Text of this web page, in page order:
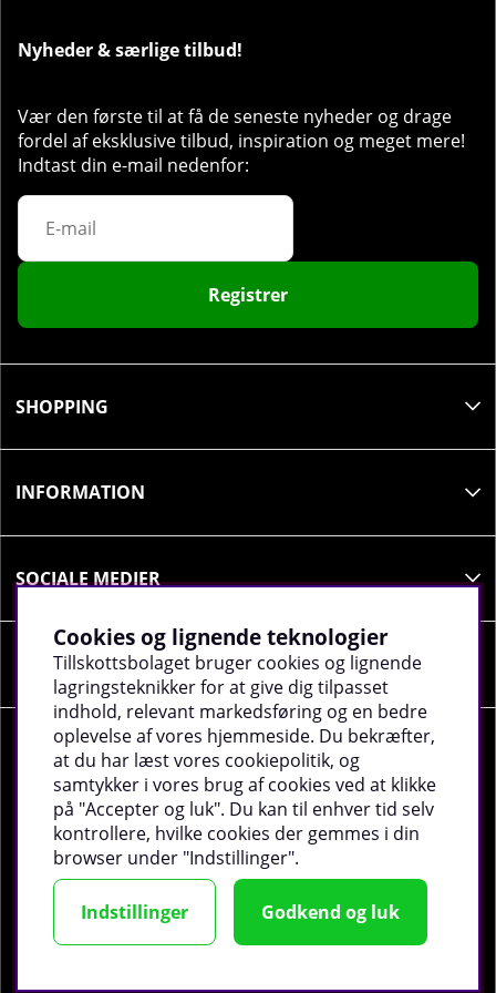
Nyheder & særlige tilbud!
Vær den første til at få de seneste nyheder og drage
fordel af eksklusive tilbud, inspiration og meget mere!
Indtast din e-mail nedenfor:
Registrer
SHOPPING
INFORMATION
SOCIALE MEDIER
VIRKSOMHEDSOPLYSNINGER
©2026 tillskottsbolaget.dk. Vi bruger cookies -Læs
mere.
Cookies og lignende teknologier
Tillskottsbolaget bruger cookies og lignende
lagringsteknikker for at give dig tilpasset
indhold, relevant markedsføring og en bedre
oplevelse af vores hjemmeside. Du bekræfter,
at du har læst vores cookiepolitik, og
samtykker i vores brug af cookies ved at klikke
på "Accepter og luk". Du kan til enhver tid selv
kontrollere, hvilke cookies der gemmes i din
browser under "Indstillinger".
Indstillinger Godkend og luk